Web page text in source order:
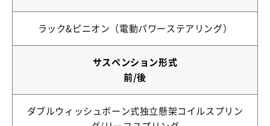
ラック&ピニオン（電動パワーステアリング）
サスペンション形式
前/後
ダブルウィッシュボーン式独立懸架コイルスプリン